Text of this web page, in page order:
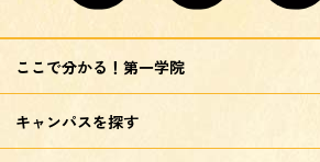
ここで分かる！第一学院
キャンパスを探す